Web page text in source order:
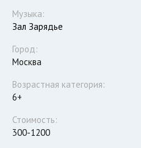
Музыка:
Зал Зарядье
Город:
Москва
Возрастная категория:
6+
Стоимость:
300-1200